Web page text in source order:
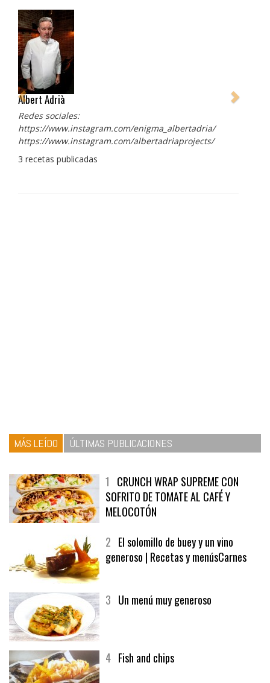
Albert Adrià
Redes sociales:
https://www.instagram.com/enigma_albertadria/
https://www.instagram.com/albertadriaprojects/
3 recetas publicadas
MÁS LEÍDO ÚLTIMAS PUBLICACIONES
1 CRUNCH WRAP SUPREME CON
SOFRITO DE TOMATE AL CAFÉ Y
MELOCOTÓN
2 El solomillo de buey y un vino
generoso | Recetas y menúsCarnes
3 Un menú muy generoso
4 Fish and chips